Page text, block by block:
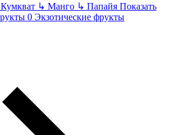
Кумкват ↳ Манго ↳ Папайя Показать
Экзотические фрукты